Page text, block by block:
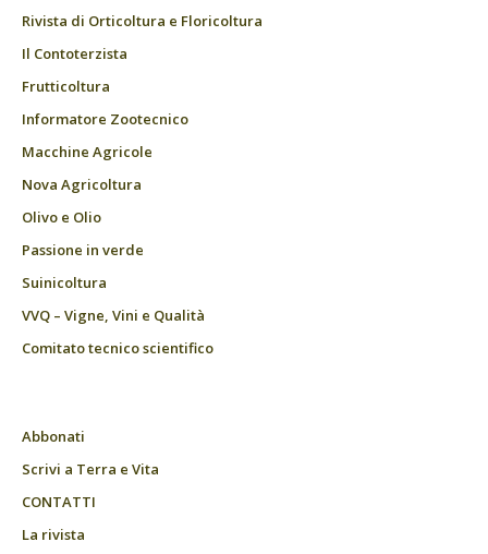
Rivista di Orticoltura e Floricoltura
Il Contoterzista
Frutticoltura
Informatore Zootecnico
Macchine Agricole
Nova Agricoltura
Olivo e Olio
Passione in verde
Suinicoltura
VVQ – Vigne, Vini e Qualità
Comitato tecnico scientifico
Abbonati
Scrivi a Terra e Vita
CONTATTI
La rivista